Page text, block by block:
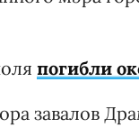
погибли
завалов